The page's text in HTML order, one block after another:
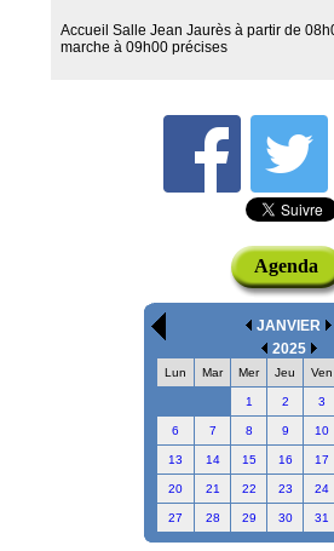
Accueil Salle Jean Jaurès à partir de
marche à 09h00 précises
Agenda
JANVIER
2025
Lun Mar Mer Jeu Ven
1 2 3
6 7 8 9 10
13 14 15 16 17
20 21 22 23 24
27 28 29 30 31